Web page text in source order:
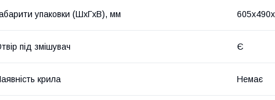
упаковки (ШхГхВ), мм
під змішувач Є
крила Немає